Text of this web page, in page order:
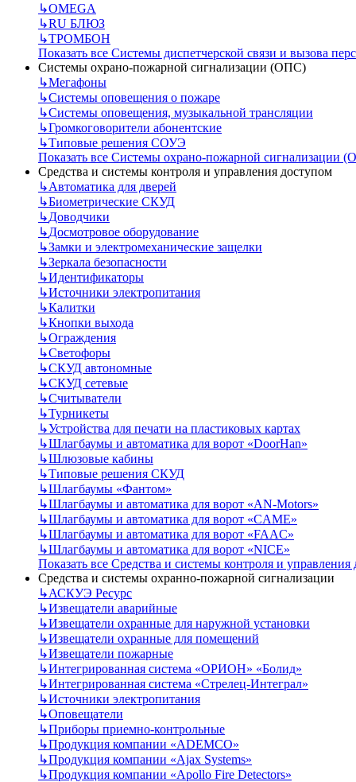
↳OMEGA
↳RU БЛЮЗ
↳ТРОМБОН
Показать все Системы диспетчерской связи и вызова
Системы охрано-пожарной сигнализации (ОПС)
↳Мегафоны
↳Системы оповещения о пожаре
↳Системы оповещения, музыкальной трансляции
↳Громкоговорители абонентские
↳Типовые решения СОУЭ
Показать все Системы охрано-пожарной сигнализации
Средства и системы контроля и управления доступом
↳Автоматика для дверей
↳Биометрические СКУД
↳Доводчики
↳Досмотровое оборудование
↳Замки и электромеханические защелки
↳Зеркала безопасности
↳Идентификаторы
↳Источники электропитания
↳Калитки
↳Кнопки выхода
↳Ограждения
↳Светофоры
↳СКУД автономные
↳СКУД сетевые
↳Считыватели
↳Турникеты
↳Устройства для печати на пластиковых картах
↳Шлагбаумы и автоматика для ворот «DoorHan»
↳Шлюзовые кабины
↳Типовые решения СКУД
↳Шлагбаумы «Фантом»
↳Шлагбаумы и автоматика для ворот «AN-Motors»
↳Шлагбаумы и автоматика для ворот «CAME»
↳Шлагбаумы и автоматика для ворот «FAAC»
↳Шлагбаумы и автоматика для ворот «NICE»
Показать все Средства и системы контроля и управления
Средства и системы охранно-пожарной сигнализации
↳АСКУЭ Ресурс
↳Извещатели аварийные
↳Извещатели охранные для наружной установки
↳Извещатели охранные для помещений
↳Извещатели пожарные
↳Интегрированная система «ОРИОН» «Болид»
↳Интегрированная система «Стрелец-Интеграл»
↳Источники электропитания
↳Оповещатели
↳Приборы приемно-контрольные
↳Продукция компании «ADEMCO»
↳Продукция компании «Ajax Systems»
↳Продукция компании «Apollo Fire Detectors»